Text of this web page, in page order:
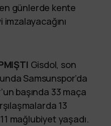
günlerde kente
Gisdol, son
Samsunspor’da
başında 33 maça
13
mağlubiyet yaşadı.